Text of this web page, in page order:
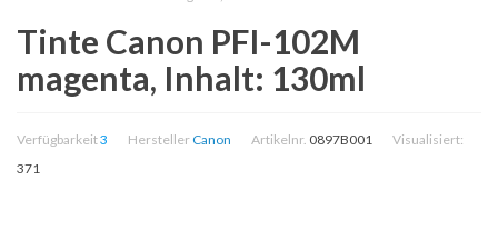
Tinte Canon PFI-102M
magenta, Inhalt: 130ml
Verfügbarkeit3 Hersteller Canon Artikelnr. 0897B001
Visualisiert:
371